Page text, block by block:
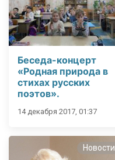
Беседа-концерт
«Родная природа в
стихах русских
поэтов».
14 декабря 2017, 01:37
Новости